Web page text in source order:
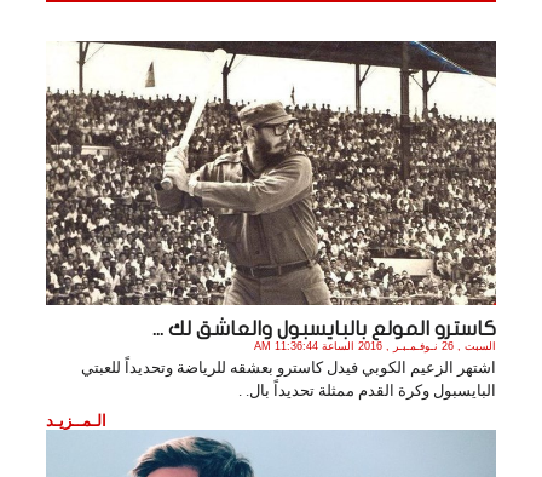
كاسترو المولع بالبايسبول والعاشق لك ...
السبت , 26 نـوفـمـبـر , 2016 الساعة 11:36:44 AM
اشتهر الزعيم الكوبي فيدل كاسترو بعشقه للرياضة وتحديداً للعبتي
البايسبول وكرة القدم ممثلة تحديداً بال. .
الـمــزيـد